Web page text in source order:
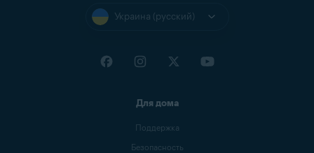
Украина (русский)
Для дома
Поддержка
Безопасность